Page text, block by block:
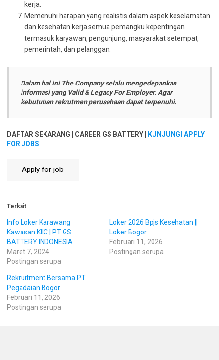
kerja.
Memenuhi harapan yang realistis dalam aspek keselamatan
dan kesehatan kerja semua pemangku kepentingan
termasuk karyawan, pengunjung, masyarakat setempat,
pemerintah, dan pelanggan.
Dalam hal ini The Company selalu mengedepankan
informasi yang Valid & Legacy For Employer. Agar
kebutuhan rekrutmen perusahaan dapat terpenuhi.
DAFTAR SEKARANG | CAREER GS BATTERY |
KUNJUNGI APPLY
FOR JOBS
Terkait
Info Loker Karawang
Kawasan KIIC | PT GS
BATTERY INDONESIA
Maret 7, 2024
Postingan serupa
Loker 2026 Bpjs Kesehatan ||
Loker Bogor
Februari 11, 2026
Postingan serupa
Rekruitment Bersama PT
Pegadaian Bogor
Februari 11, 2026
Postingan serupa